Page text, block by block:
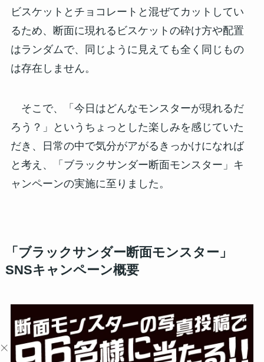
ビスケットとチョコレートと混ぜてカットしてい
るため、断面に現れるビスケットの砕け方や配置
はランダムで、同じように見えても全く同じもの
は存在しません。
そこで、「今日はどんなモンスターが現れるだ
ろう？」というちょっとした楽しみを感じていた
だき、日常の中で気分がアがるきっかけになれば
と考え、「ブラックサンダー断面モンスター」キ
ャンペーンの実施に至りました。
「ブラックサンダー断面モンスター」
SNSキャンペーン概要